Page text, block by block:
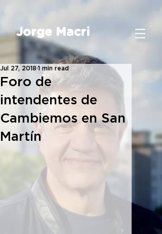
Jorge Macri
Foro de
intendentes de
Cambiemos en San
Martín
Jul 27, 2018 1 min read